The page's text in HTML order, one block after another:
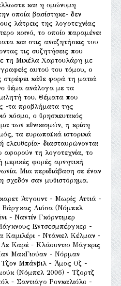
και η ομώνυμη
οποία βασίστηκε- δεν
λάτρεις της λογοτεχνίας
κοινό, το οποίο παραμένει
και στις αναζητήσεις του
τις συζητήσεις που
τη Μικέλα Χαρτουλάρη με
αυτού του τόμου, ο
στρέφει κάθε φορά τη ματιά
θέμα ανάλογα με τα
του. Θέματα που
-τα προβλήματα της
κόσμο, ο θρησκευτικός
των εθνικισμών, η κρίση
τα ευρωπαϊκά ιστορικά
ελευθερία- διασταυρώνονται
τη λογοτεχνία, το
μερικές φορές αρνητική
Μια περιδιάβαση σε έναν
σχεδόν σαν μυθιστόρημα.
Άτγουντ - Μωρίς Αττιά -
Βάργκας Λιόσα (Νόμπελ
- Ναντίν Γκόρντιμερ
Εντσεσμπέργκερ -
Καμιλέρι - Ντάνιελ Κέλμαν -
Λε Καρέ - Κλάουντιο Μάγκρις
ΜακΓιούαν - Νόρμαν
Μπάνβιλ - Άμος Οζ -
(Νόμπελ 2006) - Τζορτζ
- Σαντιάγο Ρονκαλιόλο -